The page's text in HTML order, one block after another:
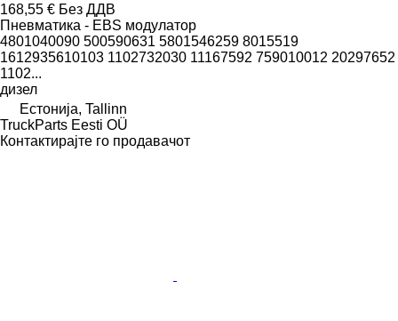
168,55 € Без ДДВ
Пневматика - EBS модулатор
4801040090 500590631 5801546259 8015519
1612935610103 1102732030 11167592 759010012 20297652
1102...
дизел
Естонија, Tallinn
TruckParts Eesti OÜ
Контактирајте го продавачот